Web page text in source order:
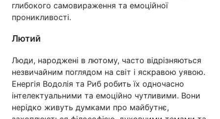
глибокого самовираження та емоційної
проникливості.
Лютий
Люди, народжені в лютому, часто відрізняються
незвичайним поглядом на світ і яскравою уявою.
Енергія Водолія та Риб робить їх одночасно
інтелектуальними та емоційно чутливими. Вони
нерідко живуть думками про майбутнє,